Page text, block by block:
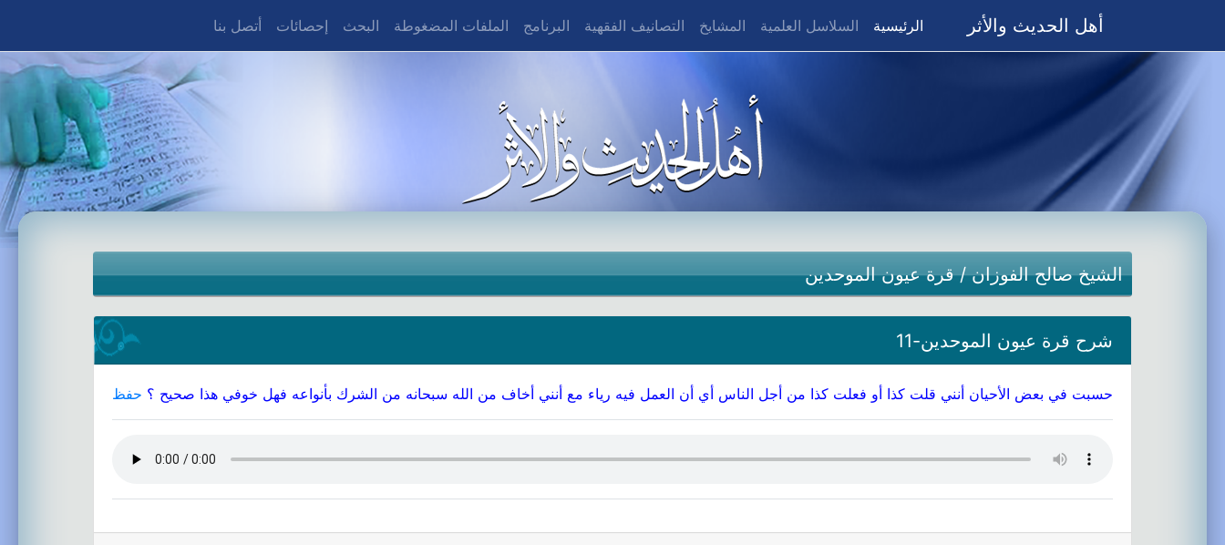
أهل الحديث والأثر الرئيسية السلاسل العلمية المشايخ التصانيف الفقهية البرنامج الملفات المضغوطة البحث إحصائات أتصل بنا
الشيخ صالح الفوزان/قرة عيون الموحدين
شرح قرة عيون الموحدين-11
حسبت في بعض الأحيان أنني قلت كذا أو فعلت كذا من أجل الناس أي أن العمل فيه رياء مع أنني أخاف من الله سبحانه من الشرك بأنواعه فهل خوفي هذا صحيح ؟ حفظ